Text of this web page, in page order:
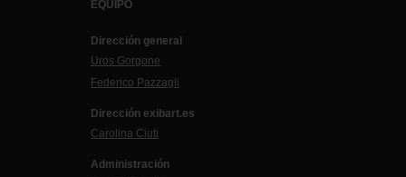
EQUIPO
Dirección general
Uros Gorgone
Federico Pazzagli
Dirección exibart.es
Carolina Ciuti
Administración